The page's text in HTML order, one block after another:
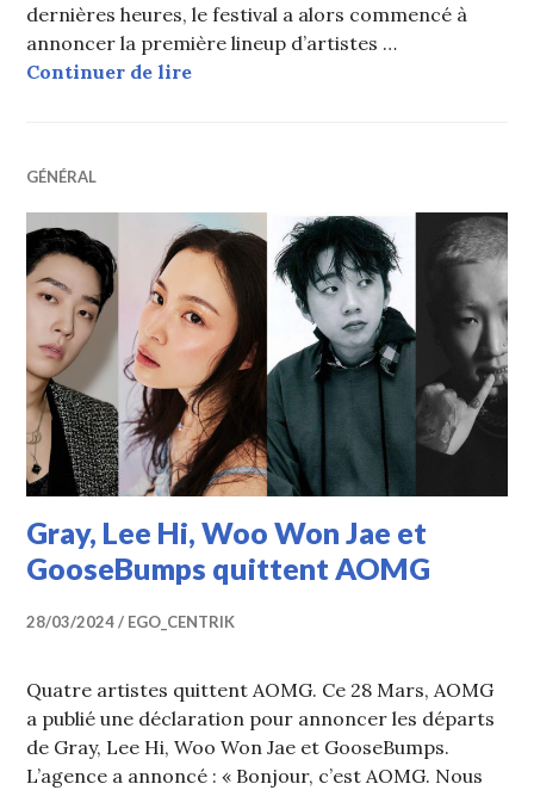
dernières heures, le festival a alors commencé à
annoncer la première lineup d’artistes …
Continuer de lirePremière lineup du WATERBOMB
GÉNÉRAL
Gray, Lee Hi, Woo Won Jae et
GooseBumps quittent AOMG
28/03/2024 EGO_CENTRIK
Quatre artistes quittent AOMG. Ce 28 Mars, AOMG
a publié une déclaration pour annoncer les départs
de Gray, Lee Hi, Woo Won Jae et GooseBumps.
L’agence a annoncé : « Bonjour, c’est AOMG. Nous